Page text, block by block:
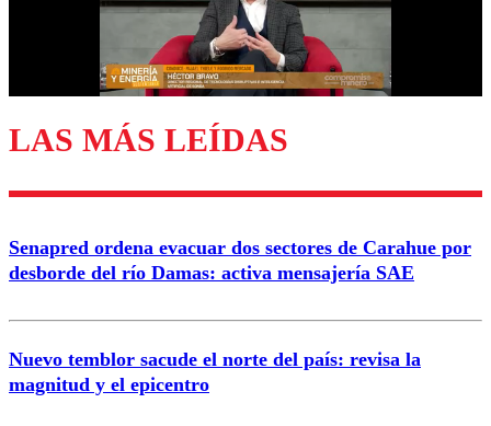
LAS MÁS LEÍDAS
Senapred ordena evacuar dos sectores de Carahue por
desborde del río Damas: activa mensajería SAE
Nuevo temblor sacude el norte del país: revisa la
magnitud y el epicentro